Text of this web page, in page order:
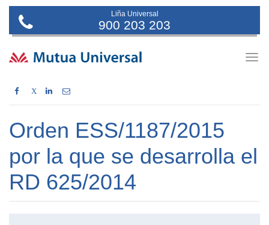
Liña Universal
900 203 203
X
Orden ESS/1187/2015
por la que se desarrolla el
RD 625/2014